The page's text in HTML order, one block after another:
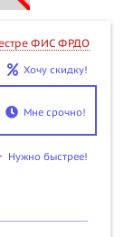
ФИС ФРДО
Хочу скидку!
Мне срочно!
Нужно быстрее!